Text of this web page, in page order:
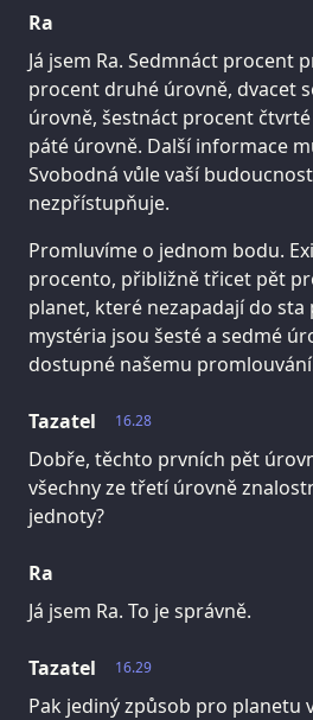
Ra
Já jsem Ra. Sedmnáct procent
procent druhé úrovně, dvacet
úrovně, šestnáct procent
páté úrovně. Další informace
Svobodná vůle vaší
nezpřístupňuje.
Promluvíme o jednom bodu.
procento, přibližně třicet pět
planet, které nezapadají do sta
mystéria jsou šesté a sedmé
dostupné našemu
16.28
Tazatel
Dobře, těchto prvních pět
všechny ze třetí úrovně
jednoty?
Ra
Já jsem Ra. To je správně.
16.29
Tazatel
Pak jediný způsob pro planetu